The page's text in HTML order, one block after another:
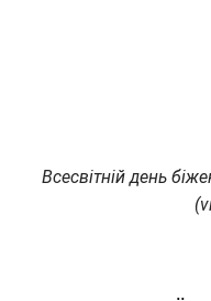
Всесвітній день